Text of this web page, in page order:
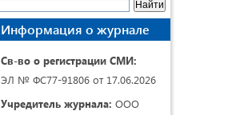
Информация о журнале
Св-во о регистрации СМИ:
ЭЛ № ФС77-91806 от 17.06.2026
Учредитель журнала: ООО